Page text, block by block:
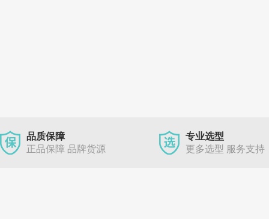
品质保障
正品保障 品牌货源
专业选型
更多选型 服务支持